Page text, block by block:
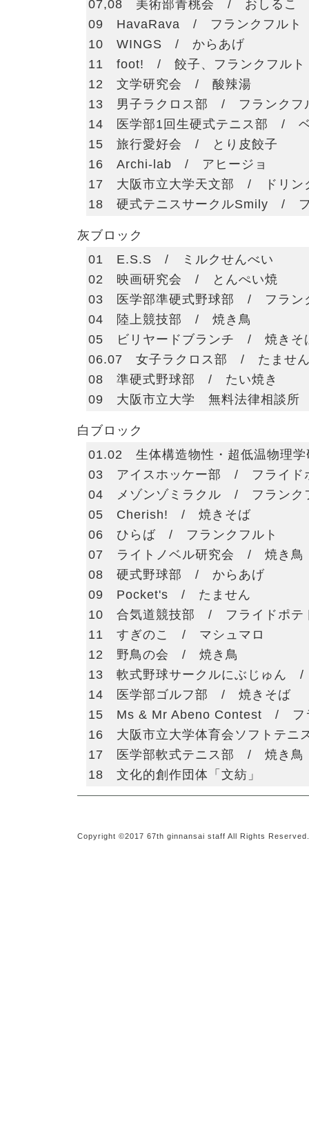
07,08 美術部青桃会 / おしるこ
09 HavaRava / フランクフルト
10 WINGS / からあげ
11 foot! / 餃子、フランクフルト
12 文学研究会 / 酸辣湯
13 男子ラクロス部 / フランクフ
14 医学部1回生硬式テニス部 / ベ
15 旅行愛好会 / とり皮餃子
16 Archi-lab / アヒージョ
17 大阪市立大学天文部 / ドリン
18 硬式テニスサークルSmily / フ
灰ブロック
01 E.S.S / ミルクせんべい
02 映画研究会 / とんぺい焼
03 医学部準硬式野球部 / フラン
04 陸上競技部 / 焼き鳥
05 ビリヤードブランチ / 焼きそ
06.07 女子ラクロス部 / たません
08 準硬式野球部 / たい焼き
09 大阪市立大学 無料法律相談
白ブロック
01.02 生体構造物性・超低温物理
03 アイスホッケー部 / フライド
04 メゾンゾミラクル / フランク
05 Cherish! / 焼きそば
06 ひらば / フランクフルト
07 ライトノベル研究会 / 焼き鳥
08 硬式野球部 / からあげ
09 Pocket's / たません
10 合気道競技部 / フライドポテ
11 すぎのこ / マシュマロ
12 野鳥の会 / 焼き鳥
13 軟式野球サークルにぶじゅん
14 医学部ゴルフ部 / 焼きそば
15 Ms & Mr Abeno Contest / フ
16 大阪市立大学体育会ソフトテ
17 医学部軟式テニス部 / 焼き鳥
18 文化的創作団体「文紡」
Copyright ©2017 67th ginnansai staff All Rights Reserved.